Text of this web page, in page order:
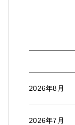
2026年8月
2026年7月